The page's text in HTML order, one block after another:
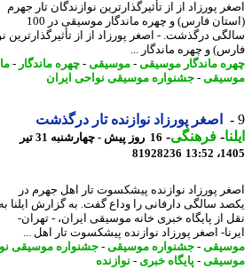
پورزاد از از تأثیرگذارترین نوازندگان تار جهرم
(استان فارس) و چهره ماندگار موسیقی در 100
درگذشت. - اصغر پورزاد از از تأثیرگذارترین
و چهره ماندگار ...
ماندگار موسیقی-موسیقی-چهره ماندگار-
-جشنواره موسیقی نواحی ایران
اصغر پورزاد نوازنده تار درگذشت
-فرهنگی-
16 روز پیش - چهارشنبه 31 تیر
81928236
پورزاد نوازنده پیشکسوت تار اهل جهرم در
سالگی دارفانی را وداع گفت. به گزارش ایلنا به
از پایگاه خبری خانه موسیقی ایران، - تهران-
اصغر پورزاد نوازنده پیشکسوت تار اهل ...
-جشنواره موسیقی-جشنواره موسیقی نواحی
-پایگاه خبری- نوازنده